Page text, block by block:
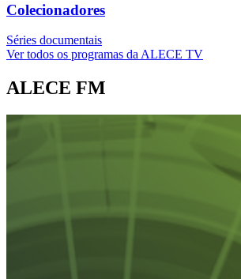
Colecionadores
Séries documentais
Ver todos os programas da ALECE TV
ALECE FM